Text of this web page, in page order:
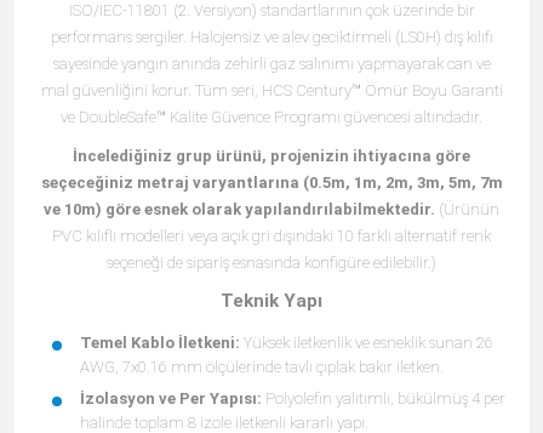
ISO/IEC-11801 (2. Versiyon) standartlarının çok üzerinde bir
performans sergiler. Halojensiz ve alev geciktirmeli (LS0H) dış kılıfı
sayesinde yangın anında zehirli gaz salınımı yapmayarak can ve
mal güvenliğini korur. Tüm seri, HCS Century™ Ömür Boyu Garanti
ve DoubleSafe™ Kalite Güvence Programı güvencesi altındadır.
İncelediğiniz grup ürünü, projenizin ihtiyacına göre
seçeceğiniz metraj varyantlarına (0.5m, 1m, 2m, 3m, 5m, 7m
ve 10m) göre esnek olarak yapılandırılabilmektedir. (Ürünün
PVC kılıflı modelleri veya açık gri dışındaki 10 farklı alternatif renk
seçeneği de sipariş esnasında konfigüre edilebilir.)
Teknik Yapı
Temel Kablo İletkeni: Yüksek iletkenlik ve esneklik sunan 26
AWG, 7x0.16 mm ölçülerinde tavlı çıplak bakır iletken.
İzolasyon ve Per Yapısı: Polyolefin yalıtımlı, bükülmüş 4 per
halinde toplam 8 izole iletkenli kararlı yapı.